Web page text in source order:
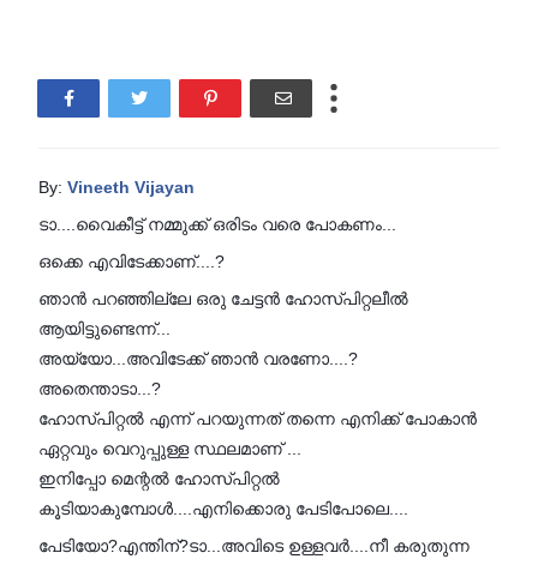
By: Vineeth Vijayan
ടാ....വൈകീട്ട് നമ്മുക്ക് ഒരിടം വരെ പോകണം...
ഒക്കെ എവിടേക്കാണ്....?
ഞാൻ പറഞ്ഞില്ലേ ഒരു ചേട്ടൻ ഹോസ്പിറ്റലീൽ
ആയിട്ടുണ്ടെന്ന്...
അയ്യോ...അവിടേക്ക് ഞാൻ വരണോ....?
അതെന്താടാ...?
ഹോസ്പിറ്റൽ എന്ന് പറയുന്നത് തന്നെ എനിക്ക് പോകാൻ
ഏറ്റവും വെറുപ്പുള്ള സ്ഥലമാണ് ...
ഇനിപ്പോ മെന്റൽ ഹോസ്പിറ്റൽ
കൂടിയാകുമ്പോൾ....എനിക്കൊരു പേടിപോലെ....
പേടിയോ?എന്തിന്?ടാ...അവിടെ ഉള്ളവർ....നീ കരുതുന്ന